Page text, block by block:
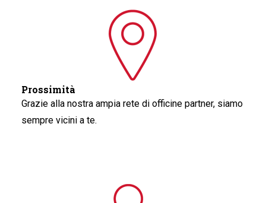
Prossimità
Grazie alla nostra ampia rete di officine partner, siamo
sempre vicini a te.